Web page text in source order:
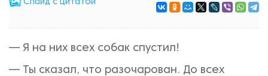
Cлайд с цитатой
— Я на них всех собак спустил!
— Ты сказал, что разочарован. До всех